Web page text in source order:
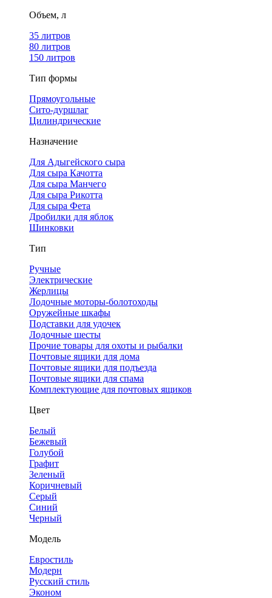
Объем, л
35 литров
80 литров
150 литров
Тип формы
Прямоугольные
Сито-дуршлаг
Цилиндрические
Назначение
Для Адыгейского сыра
Для сыра Качотта
Для сыра Манчего
Для сыра Рикотта
Для сыра Фета
Дробилки для яблок
Шинковки
Тип
Ручные
Электрические
Жерлицы
Лодочные моторы-болотоходы
Оружейные шкафы
Подставки для удочек
Лодочные шесты
Прочие товары для охоты и рыбалки
Почтовые ящики для дома
Почтовые ящики для подъезда
Почтовые ящики для спама
Комплектующие для почтовых ящиков
Цвет
Белый
Бежевый
Голубой
Графит
Зеленый
Коричневый
Серый
Синий
Черный
Модель
Евростиль
Модерн
Русский стиль
Эконом